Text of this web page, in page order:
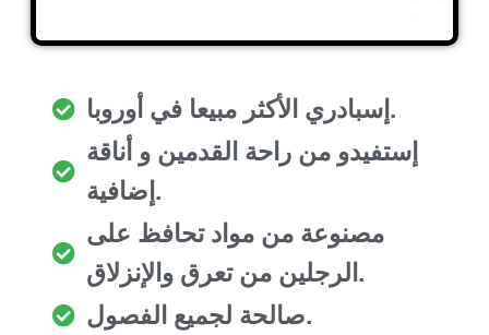
إسبادري الأكثر مبيعا في أوروبا.
إستفيدو من راحة القدمين و أناقة
إضافية.
مصنوعة من مواد تحافظ على
الرجلين من تعرق والإنزلاق.
صالحة لجميع الفصول.